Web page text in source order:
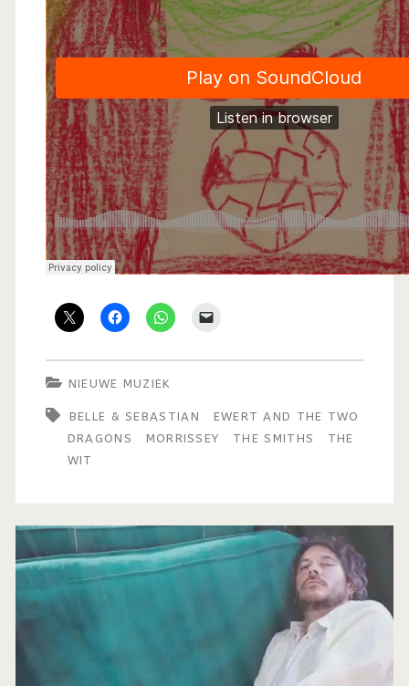
NIEUWE MUZIEK
BELLE & SEBASTIAN
EWERT AND THE TWO
DRAGONS
MORRISSEY THE SMITHS
THE
WIT